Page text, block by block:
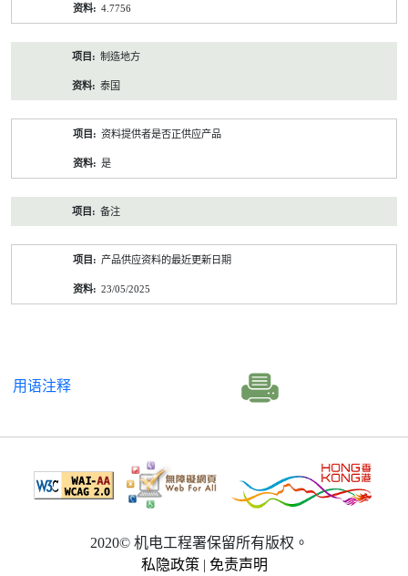
4.7756
制造地方
泰国
资料提供者是否正供应产品
是
备注
产品供应资料的最近更新日期
23/05/2025
用语注释
2020© 机电工程署保留所有版权。
私隐政策 | 免责声明